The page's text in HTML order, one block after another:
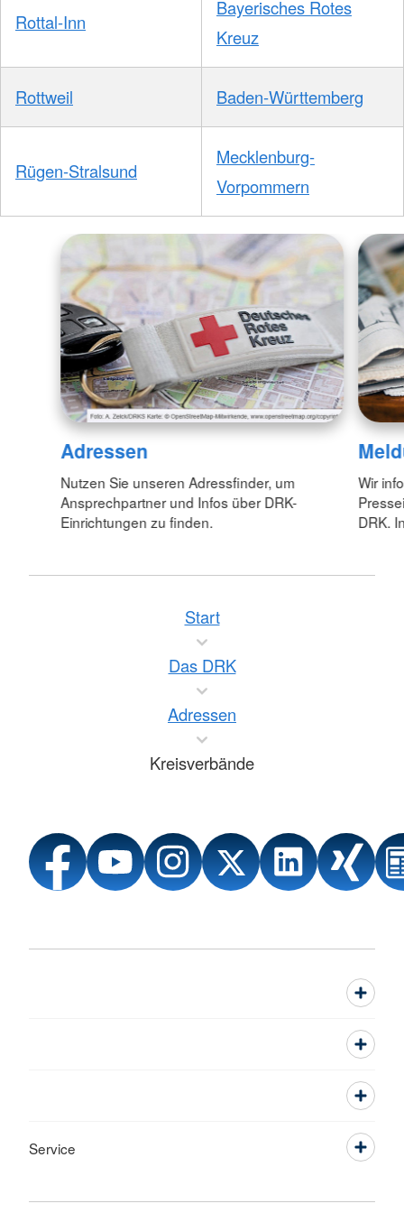
Rottal-Inn
Bayerisches Rotes
Kreuz
Rottweil Baden-Württemberg
Rügen-Stralsund
Mecklenburg-
Vorpommern
Adressen
Nutzen Sie unseren Adressfinder, um
Ansprechpartner und Infos über DRK-
Einrichtungen zu finden.
Wir
DRK.
Start
Das DRK
Adressen
Kreisverbände
Service